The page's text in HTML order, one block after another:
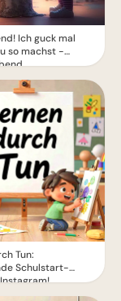
Ich guck mal
so machst -
Tun:
Schulstart-